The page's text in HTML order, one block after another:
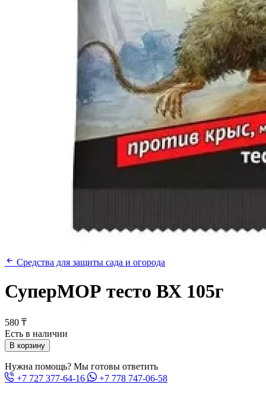
Средства для защиты сада и огорода
СуперМОР тесто ВХ 105г
580 ₸
Есть в наличии
В корзину
Нужна помощь? Мы готовы ответить
+7 727 377-64-16
+7 778 747-06-58